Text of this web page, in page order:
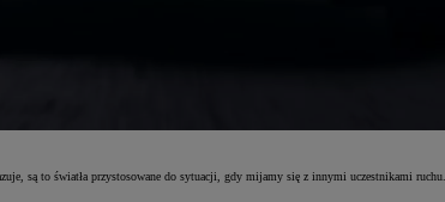
są to światła przystosowane do sytuacji, gdy mijamy się z innymi uczestnikami